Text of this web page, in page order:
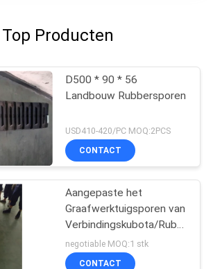
Top Producten
D500 * 90 * 56
Landbouw Rubbersporen
USD410-420/PC MOQ:2PCS
CONTACT
Aangepaste het
Graafwerktuigsporen van
Verbindingskubota/
DC105 575*93*58
negotiable MOQ:1 stk
CONTACT